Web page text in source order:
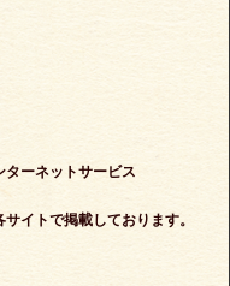
ーネットサービス
イトで掲載しております。